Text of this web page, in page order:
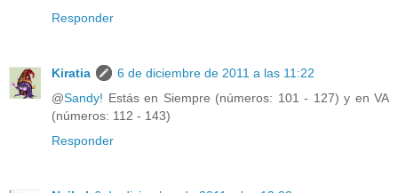
Responder
Kiratia
6 de diciembre de 2011 a las 11:22
@Sandy! Estás en Siempre (números: 101 - 127) y en VA
(números: 112 - 143)
Responder